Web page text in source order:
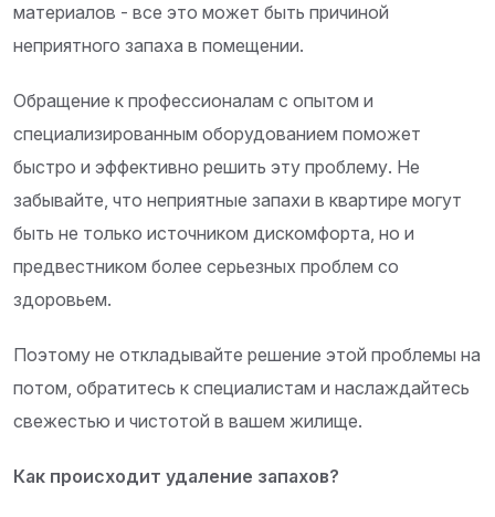
материалов - все это может быть причиной
неприятного запаха в помещении.
Обращение к профессионалам с опытом и
специализированным оборудованием поможет
быстро и эффективно решить эту проблему. Не
забывайте, что неприятные запахи в квартире могут
быть не только источником дискомфорта, но и
предвестником более серьезных проблем со
здоровьем.
Поэтому не откладывайте решение этой проблемы на
потом, обратитесь к специалистам и наслаждайтесь
свежестью и чистотой в вашем жилище.
Как происходит удаление запахов?